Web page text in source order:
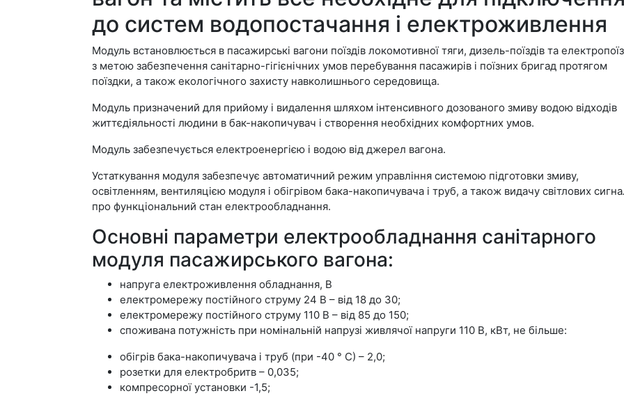
до систем водопостачання і електроживлення
Модуль встановлюється в пасажирські вагони поїздів локомотивної тяги, дизель-поїздів та
з метою забезпечення санітарно-гігієнічних умов перебування пасажирів і поїзних бригад протягом
поїздки, а також екологічного захисту навколишнього середовища.
Модуль призначений для прийому і видалення шляхом інтенсивного дозованого змиву водою відходів
життєдіяльності людини в бак-накопичувач і створення необхідних комфортних умов.
Модуль забезпечується електроенергією і водою від джерел вагона.
Устаткування модуля забезпечує автоматичний режим управління системою підготовки змиву,
освітленням, вентиляцією модуля і обігрівом бака-накопичувача і труб, а також видачу світлових
про функціональний стан електрообладнання.
Основні параметри електрообладнання санітарного
модуля пасажирського вагона:
напруга електроживлення обладнання, В
електромережу постійного струму 24 В – від 18 до 30;
електромережу постійного струму 110 В – від 85 до 150;
споживана потужність при номінальній напрузі живлячої напруги 110 В, кВт, не більше:
обігрів бака-накопичувача і труб (при -40 ° С) – 2,0;
розетки для електробритв – 0,035;
компресорної установки -1,5;